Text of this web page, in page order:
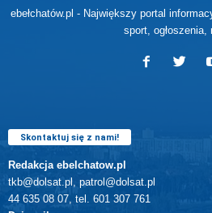
ebełchatów.pl - Największy portal
sport, ogłoszenia,
Skontaktuj się z nami!
Redakcja ebelchatow.pl
tkb@dolsat.pl, patrol@dolsat.pl
44 635 08 07, tel. 601 307 761